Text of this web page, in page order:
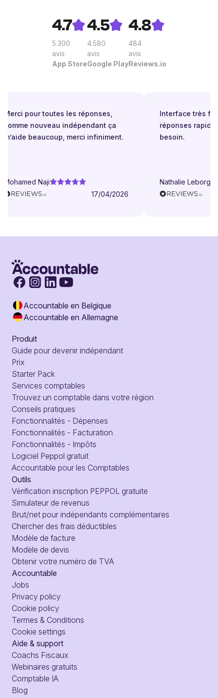
4.7
5.300
avis
App Store
4.5
4.580
avis
Google Play
4.8
484
avis
Reviews.io
Merci pour toutes les réponses,
comme nouveau indépendant ça
m’aide beaucoup, merci infiniment.
Mohamed Naji
17/04/2026
Interface très
réponses
besoin.
Nathalie Leborgne
Accountable en Belgique
Accountable en Allemagne
Produit
Guide pour devenir indépendant
Prix
Starter Pack
Services comptables
Trouvez un comptable dans votre région
Conseils pratiques
Fonctionnalités - Dépenses
Fonctionnalités - Facturation
Fonctionnalités - Impôts
Logiciel Peppol gratuit
Accountable pour les Comptables
Outils
Vérification inscription PEPPOL gratuite
Simulateur de revenus
Brut/net pour indépendants complémentaires
Chercher des frais déductibles
Modèle de facture
Modèle de devis
Obtenir votre numéro de TVA
Accountable
Jobs
Privacy policy
Cookie policy
Termes & Conditions
Cookie settings
Aide & support
Coachs Fiscaux
Webinaires gratuits
Comptable IA
Blog